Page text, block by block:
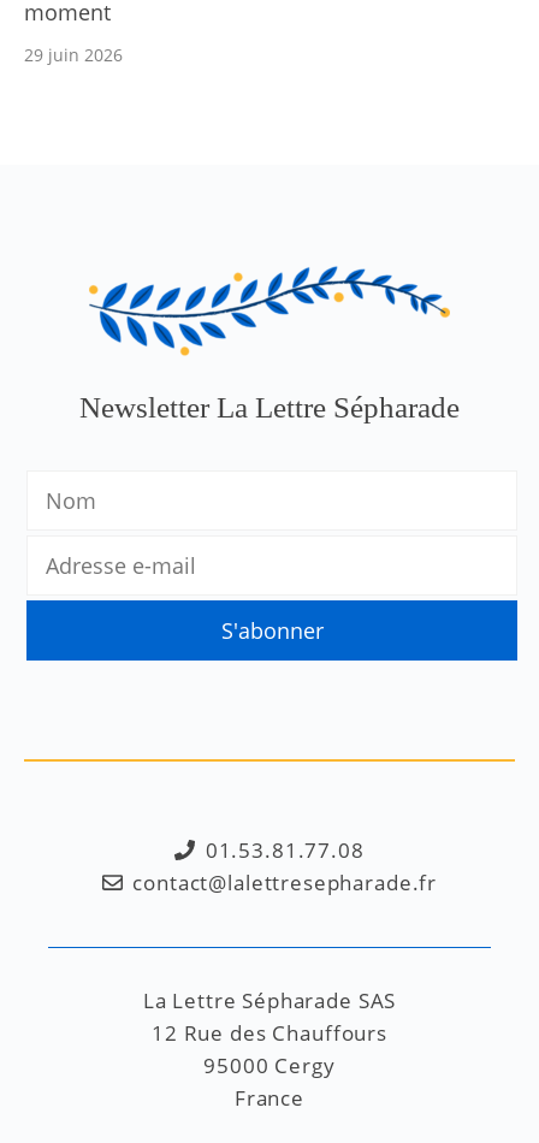
moment
29 juin 2026
Newsletter La Lettre Sépharade
01.53.81.77.08
contact@lalettresepharade.fr
La Lettre Sépharade SAS
12 Rue des Chauffours
95000 Cergy
France